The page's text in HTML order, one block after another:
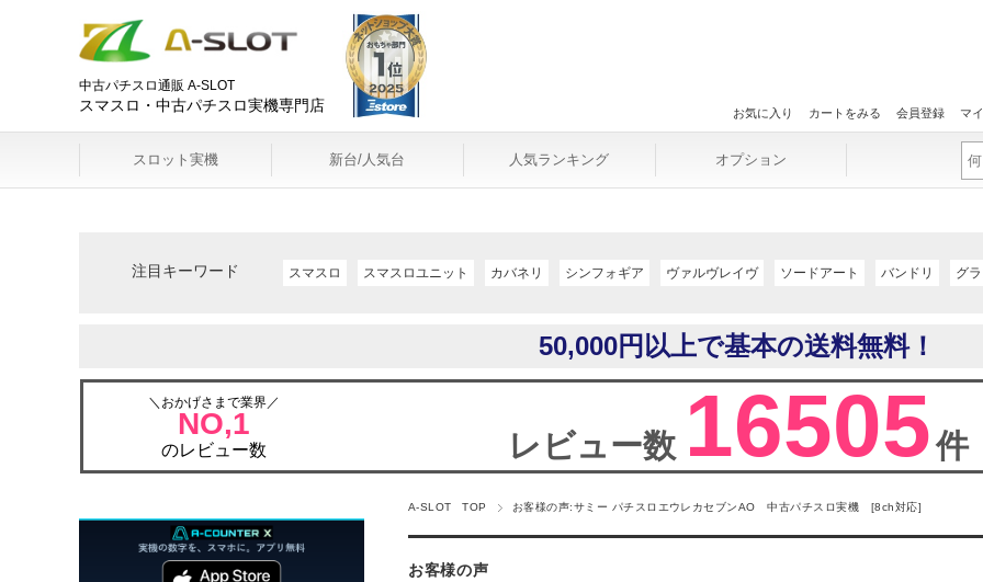
中古パチスロ通販 A-SLOT
スマスロ・中古パチスロ実機専門店 お気に入り カートをみる 会員登録 マ
スロット実機 新台/人気台 人気ランキング オプション
注目キーワード スマスロ スマスロユニット カバネリ シンフォギア ヴァルヴレイヴ ソードアート バンドリ グ
50,000円以上で基本の送料無料！
＼おかげさまで業界／
NO,1
のレビュー数 レビュー数 16505件
A-SLOT TOP お客様の声:サミー パチスロエウレカセブンAO 中古パチスロ実機 [8ch対応]
お客様の声